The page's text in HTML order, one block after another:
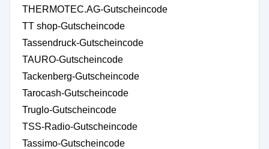
THERMOTEC.AG-Gutscheincode
TT shop-Gutscheincode
Tassendruck-Gutscheincode
TAURO-Gutscheincode
Tackenberg-Gutscheincode
Tarocash-Gutscheincode
Truglo-Gutscheincode
TSS-Radio-Gutscheincode
Tassimo-Gutscheincode